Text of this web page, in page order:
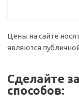
Цены на сайте
являются
Сделайте
способов: